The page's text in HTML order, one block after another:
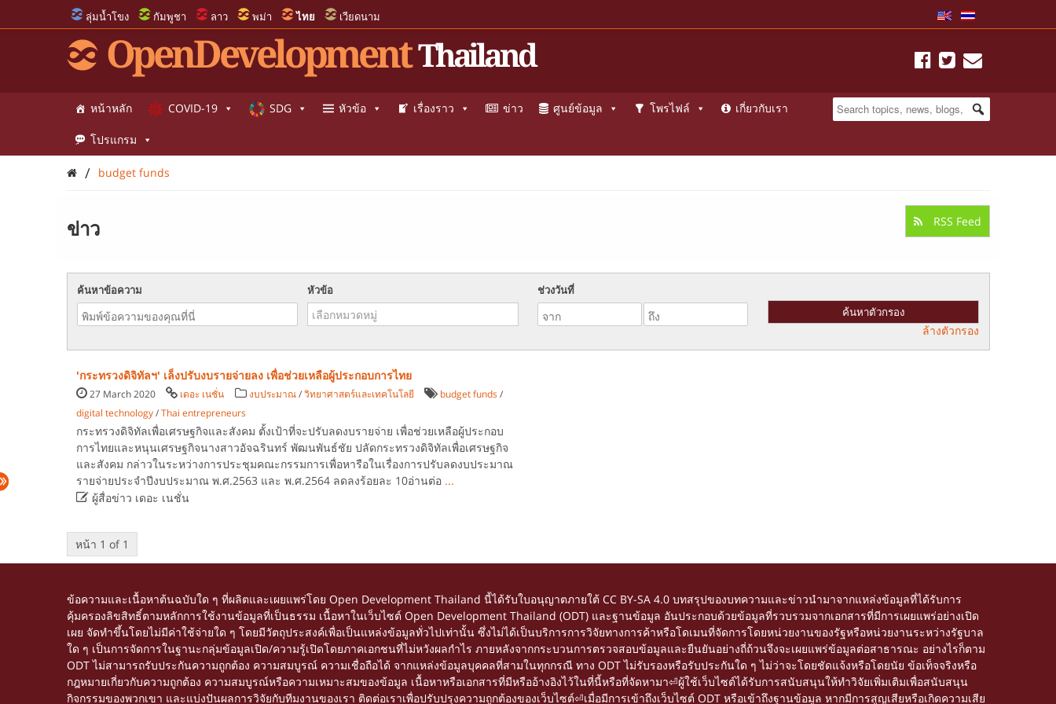
ลุ่มน้ำโขง กัมพูชา ลาว พม่า ไทย เวียดนาม
OpenDevelopment Thailand
หน้าหลัก COVID-19 SDG หัวข้อ เรื่องราว ข่าว ศูนย์ข้อมูล โพรไฟล์ เกี่ยวกับเรา
โปรแกรม
/ budget funds
ข่าว RSS Feed
ค้นหาข้อความ หัวข้อ ช่วงวันที่
ล้างตัวกรอง
'กระทรวงดิจิทัลฯ' เล็งปรับงบรายจ่ายลง เพื่อช่วยเหลือผู้ประกอบการไทย
27 March 2020 เดอะ เนชั่น งบประมาณ/วิทยาศาสตร์และเทคโนโลยี budget funds/
digital technology/Thai entrepreneurs
กระทรวงดิจิทัลเพื่อเศรษฐกิจและสังคม ตั้งเป้าที่จะปรับลดงบรายจ่าย เพื่อช่วยเหลือผู้ประกอบ
การไทยและหนุนเศรษฐกิจนางสาวอัจฉรินทร์ พัฒนพันธ์ชัย ปลัดกระทรวงดิจิทัลเพื่อเศรษฐกิจ
และสังคม กล่าวในระหว่างการประชุมคณะกรรมการเพื่อหารือในเรื่องการปรับลดงบประมาณ
รายจ่ายประจำปีงบประมาณ พ.ศ.2563 และ พ.ศ.2564 ลดลงร้อยละ 10อ่านต่อ ...
ผู้สื่อข่าว เดอะ เนชั่น
หน้า 1 of 1
ข้อความและเนื้อหาต้นฉบับใด ๆ ที่ผลิตและเผยแพร่โดย Open Development Thailand นี้ได้รับใบอนุญาตภายใต้ CC BY-SA 4.0บทสรุปของบทความและข่าวนำมาจากแหล่งข้อมูลที่ได้รับการ
คุ้มครองลิขสิทธิ์ตามหลักการใช้งานข้อมูลที่เป็นธรรม เนื้อหาในเว็บไซต์ Open Development Thailand (ODT) และฐานข้อมูล อันประกอบด้วยข้อมูลที่รวบรวมจากเอกสารที่มีการเผยแพร่อย่างเปิด
เผย จัดทำขึ้นโดยไม่มีค่าใช้จ่ายใด ๆ โดยมีวัตถุประสงค์เพื่อเป็นแหล่งข้อมูลทั่วไปเท่านั้น ซึ่งไม่ได้เป็นบริการการวิจัยทางการค้าหรือโดเมนที่จัดการโดยหน่วยงานของรัฐหรือหน่วยงานระหว่างรัฐบาล
ใด ๆ เป็นการจัดการในฐานะกลุ่มข้อมูลเปิด/ความรู้เปิดโดยภาคเอกชนที่ไม่หวังผลกำไร ภายหลังจากกระบวนการตรวจสอบข้อมูลและยืนยันอย่างถี่ถ้วนจึงจะเผยแพร่ข้อมูลต่อสาธารณะ อย่างไรก็ตาม
ODT ไม่สามารถรับประกันความถูกต้อง ความสมบูรณ์ ความเชื่อถือได้ จากแหล่งข้อมูลบุคคลที่สามในทุกกรณี ทาง ODT ไม่รับรองหรือรับประกันใด ๆ ไม่ว่าจะโดยชัดแจ้งหรือโดยนัย ข้อเท็จจริงหรือ
กฎหมายเกี่ยวกับความถูกต้อง ความสมบูรณ์หรือความเหมาะสมของข้อมูล เนื้อหาหรือเอกสารที่มีหรืออ้างอิงไว้ในที่นี้หรือที่จัดหามา⏎ผู้ใช้เว็บไซต์ได้รับการสนับสนุนให้ทำวิจัยเพิ่มเติมเพื่อสนับสนุน
กิจกรรมของพวกเขา และแบ่งปันผลการวิจัยกับทีมงานของเรา ติดต่อเราเพื่อปรับปรุงความถูกต้องของเว็บไซต์⏎เมื่อมีการเข้าถึงเว็บไซต์ ODT หรือเข้าถึงฐานข้อมูล หากมีการสูญเสียหรือเกิดความเสีย